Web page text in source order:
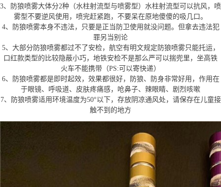
3、防狼喷雾大体分2种（水柱射流型与喷雾型）水柱射流型可以抗风，喷
雾型不要逆风使用，喷完赶紧跑，不要呆在原地傻傻的吸几口。
4、防狼喷雾本身不违法，只要是正当防卫使用就没问题。但拿去违法犯
罪另当别论
5、大部分防狼喷雾都过不了安检，航空有明文规定防狼喷雾只能托运，
口红款类型的比较隐蔽小巧，地铁安检不是那么严可以揣兜里，坐高铁
火车不能携带（PS:可以寄快递）
6、防狼喷雾都是即时起效，效果都很好，防狼、防身非常好用，作用在
于眼镜、呼吸道、皮肤疼痛感，呛鼻子、辣眼睛、剧烈咳嗽
7、防狼喷雾适用环境温度为50°以下，存放阴凉通风处，请保存在儿童接
触不到的地方